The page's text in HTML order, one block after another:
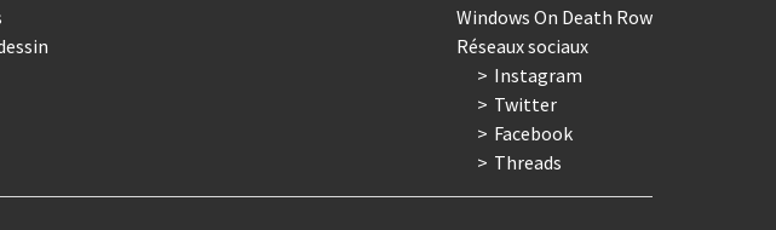
Windows On Death Row
Réseaux sociaux
Instagram
Twitter
Facebook
Threads